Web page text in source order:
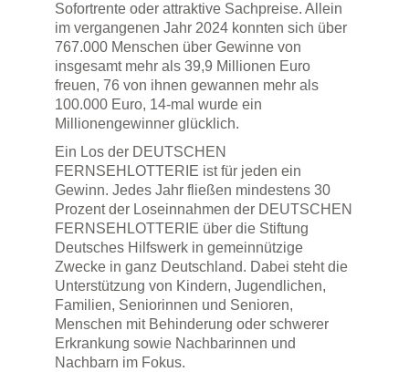
Sofortrente oder attraktive Sachpreise. Allein
im vergangenen Jahr 2024 konnten sich über
767.000 Menschen über Gewinne von
insgesamt mehr als 39,9 Millionen Euro
freuen, 76 von ihnen gewannen mehr als
100.000 Euro, 14-mal wurde ein
Millionengewinner glücklich.
Ein Los der DEUTSCHEN
FERNSEHLOTTERIE ist für jeden ein
Gewinn. Jedes Jahr fließen mindestens 30
Prozent der Loseinnahmen der DEUTSCHEN
FERNSEHLOTTERIE über die Stiftung
Deutsches Hilfswerk in gemeinnützige
Zwecke in ganz Deutschland. Dabei steht die
Unterstützung von Kindern, Jugendlichen,
Familien, Seniorinnen und Senioren,
Menschen mit Behinderung oder schwerer
Erkrankung sowie Nachbarinnen und
Nachbarn im Fokus.